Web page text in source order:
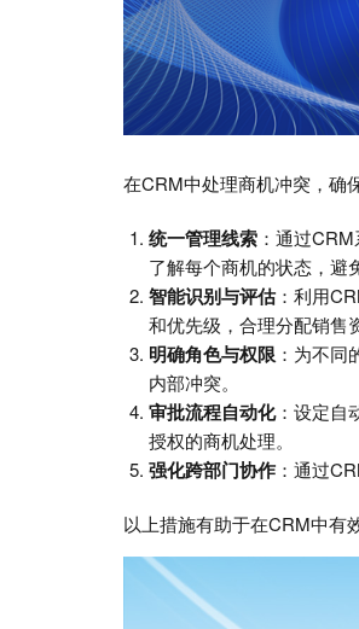
在CRM中处理商机冲突，确
统一管理线索 ：通过
了解每个商机的状态，避
智能识别与评估：利用
和优先级，合理分配销售
明确角色与权限 ：为不
内部冲突。
审批流程自动化：设定自
授权的商机处理。
强化跨部门协作 ：通过
以上措施有助于在CRM中有